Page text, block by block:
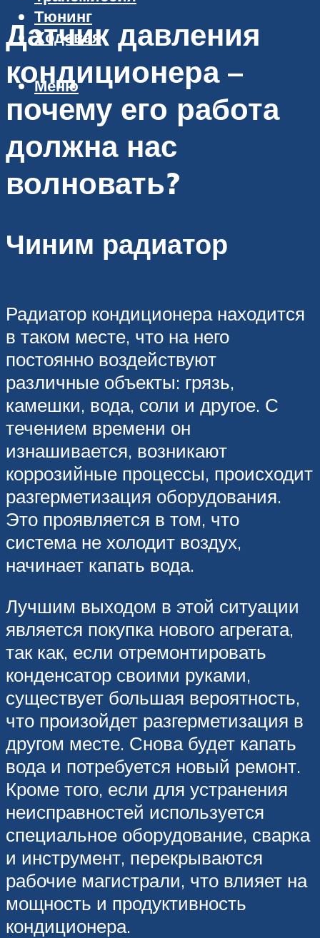
Тюнинг
Ходовая
Меню
Датчик давления
кондиционера –
почему его работа
должна нас
волновать?
Чиним радиатор
Радиатор кондиционера находится
в таком месте, что на него
постоянно воздействуют
различные объекты: грязь,
камешки, вода, соли и другое. С
течением времени он
изнашивается, возникают
коррозийные процессы, происходит
разгерметизация оборудования.
Это проявляется в том, что
система не холодит воздух,
начинает капать вода.
Лучшим выходом в этой ситуации
является покупка нового агрегата,
так как, если отремонтировать
конденсатор своими руками,
существует большая вероятность,
что произойдет разгерметизация в
другом месте. Снова будет капать
вода и потребуется новый ремонт.
Кроме того, если для устранения
неисправностей используется
специальное оборудование, сварка
и инструмент, перекрываются
рабочие магистрали, что влияет на
мощность и продуктивность
кондиционера.